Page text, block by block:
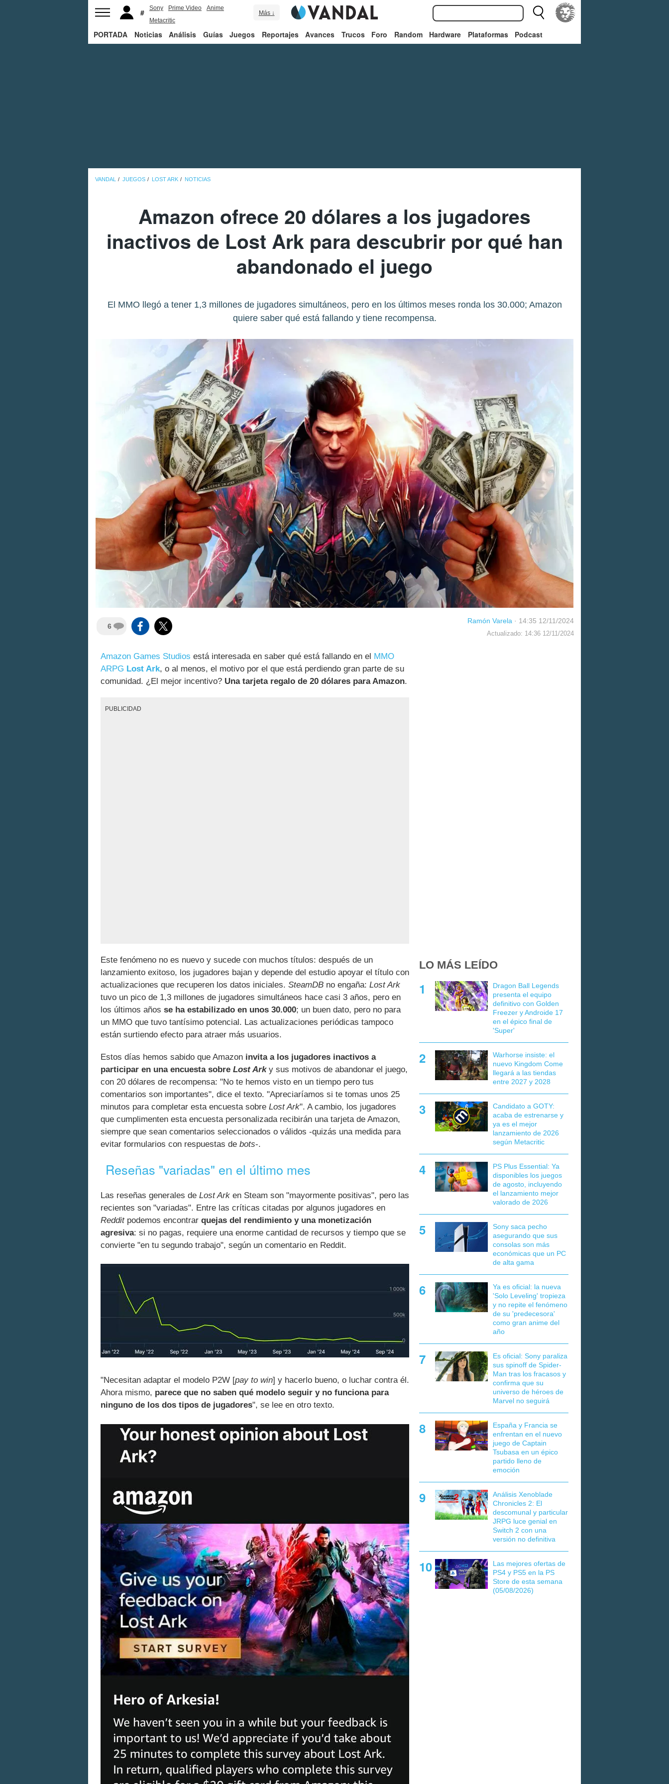
Sony Prime Video
Anime
Metacritic
Más ↓
PORTADA Noticias Análisis Guías Juegos Reportajes Avances Trucos Foro Random Hardware Plataformas Podcast
VANDAL JUEGOS LOST ARK NOTICIAS
Amazon ofrece 20 dólares a los jugadores
inactivos de Lost Ark para descubrir por qué han
abandonado el juego
El MMO llegó a tener 1,3 millones de jugadores simultáneos, pero en los últimos meses ronda los 30.000; Amazon
quiere saber qué está fallando y tiene recompensa.
6
Ramón Varela · 14:35 12/11/2024
Actualizado: 14:36 12/11/2024
Amazon Games Studios está interesada en saber qué está fallando en el MMO
ARPG Lost Ark, o al menos, el motivo por el que está perdiendo gran parte de su
comunidad. ¿El mejor incentivo? Una tarjeta regalo de 20 dólares para Amazon.
PUBLICIDAD
Este fenómeno no es nuevo y sucede con muchos títulos: después de un
lanzamiento exitoso, los jugadores bajan y depende del estudio apoyar el título con
actualizaciones que recuperen los datos iniciales. SteamDB no engaña: Lost Ark
tuvo un pico de 1,3 millones de jugadores simultáneos hace casi 3 años, pero en
los últimos años se ha estabilizado en unos 30.000; un buen dato, pero no para
un MMO que tuvo tantísimo potencial. Las actualizaciones periódicas tampoco
están surtiendo efecto para atraer más usuarios.
Estos días hemos sabido que Amazon invita a los jugadores inactivos a
participar en una encuesta sobre Lost Arky sus motivos de abandonar el juego,
con 20 dólares de recompensa: "No te hemos visto en un tiempo pero tus
comentarios son importantes", dice el texto. "Apreciaríamos si te tomas unos 25
minutos para completar esta encuesta sobre Lost Ark". A cambio, los jugadores
que cumplimenten esta encuesta personalizada recibirán una tarjeta de Amazon,
siempre que sean comentarios seleccionados o válidos -quizás una medida para
evitar formularios con respuestas de bots-.
Reseñas "variadas" en el último mes
Las reseñas generales de Lost Ark en Steam son "mayormente positivas", pero las
recientes son "variadas". Entre las críticas citadas por algunos jugadores en
Redditpodemos encontrar quejas del rendimiento y una monetización
agresiva: si no pagas, requiere una enorme cantidad de recursos y tiempo que se
convierte "en tu segundo trabajo", según un comentario en Reddit.
"Necesitan adaptar el modelo P2W [pay to win] y hacerlo bueno, o luchar contra él.
Ahora mismo, parece que no saben qué modelo seguir y no funciona para
ninguno de los dos tipos de jugadores", se lee en otro texto.
LO MÁS LEÍDO
Dragon Ball Legends
presenta el equipo
definitivo con Golden
Freezer y Androide 17
en el épico final de
'Super'
Warhorse insiste: el
nuevo Kingdom Come
llegará a las tiendas
entre 2027 y 2028
Candidato a GOTY:
acaba de estrenarse y
ya es el mejor
lanzamiento de 2026
según Metacritic
PS Plus Essential: Ya
disponibles los juegos
de agosto, incluyendo
el lanzamiento mejor
valorado de 2026
Sony saca pecho
asegurando que sus
consolas son más
económicas que un PC
de alta gama
Ya es oficial: la nueva
'Solo Leveling' tropieza
y no repite el fenómeno
de su 'predecesora'
como gran anime del
año
Es oficial: Sony paraliza
sus spinoff de Spider-
Man tras los fracasos y
confirma que su
universo de héroes de
Marvel no seguirá
España y Francia se
enfrentan en el nuevo
juego de Captain
Tsubasa en un épico
partido lleno de
emoción
Análisis Xenoblade
Chronicles 2: El
descomunal y particular
JRPG luce genial en
Switch 2 con una
versión no definitiva
Las mejores ofertas de
PS4 y PS5 en la PS
Store de esta semana
(05/08/2026)